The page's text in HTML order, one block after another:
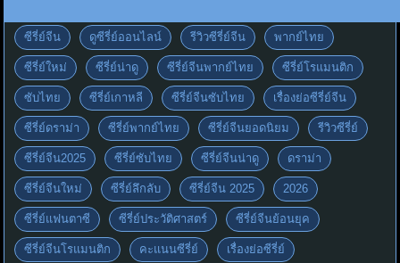
ซีรี่ย์จีน ดูซีรี่ย์ออนไลน์ รีวิวซีรี่ย์จีน พากย์ไทย
ซีรี่ย์ใหม่ ซีรี่ย์น่าดู ซีรี่ย์จีนพากย์ไทย ซีรี่ย์โรแมนติก
ซับไทย ซีรี่ย์เกาหลี ซีรี่ย์จีนซับไทย เรื่องย่อซีรี่ย์จีน
ซีรี่ย์ดราม่า ซีรี่ย์พากย์ไทย ซีรี่ย์จีนยอดนิยม รีวิวซีรี่ย์
ซีรี่ย์จีน2025 ซีรี่ย์ซับไทย ซีรี่ย์จีนน่าดู ดราม่า
ซีรี่ย์จีนใหม่ ซีรี่ย์ลึกลับ ซีรี่ย์จีน 2025 2026
ซีรี่ย์แฟนตาซี ซีรี่ย์ประวัติศาสตร์ ซีรี่ย์จีนย้อนยุค
ซีรี่ย์จีนโรแมนติก คะแนนซีรี่ย์ เรื่องย่อซีรี่ย์